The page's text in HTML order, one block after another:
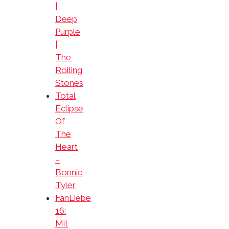
|
Deep
Purple
|
The
Rolling
Stones
Total
Eclipse
Of
The
Heart
–
Bonnie
Tyler
FanLiebe
16:
Mit